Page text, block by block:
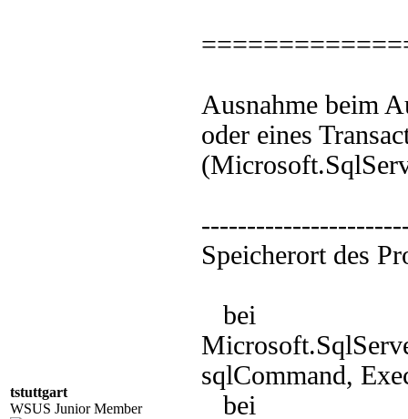
tstuttgart
WSUS Junior Member
Ausnahme beim
oder eines
Speicherort des
bei
sqlCommand,
bei